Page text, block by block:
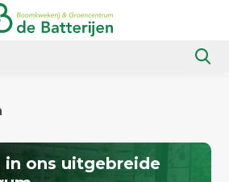
in ons uitgebreide